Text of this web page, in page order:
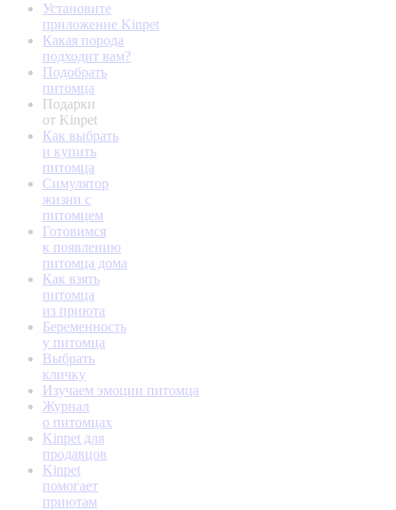
Установите
приложение Kinpet
Какая порода
подходит вам?
Подобрать
питомца
Подарки
от Kinpet
Как выбрать
и купить
питомца
Симулятор
жизни с
питомцем
Готовимся
к появлению
питомца дома
Как взять
питомца
из приюта
Беременность
у питомца
Выбрать
кличку
Изучаем эмоции питомца
Журнал
о питомцах
Kinpet для
продавцов
Kinpet
помогает
приютам